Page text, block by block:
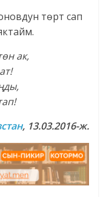
төрт сап
ак,
, 13.03.2016-ж.